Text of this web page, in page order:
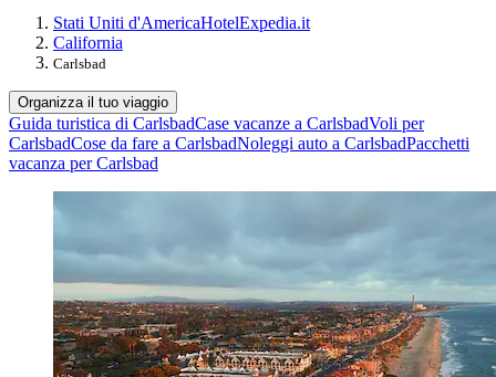
Stati Uniti d'AmericaHotelExpedia.it
California
Carlsbad
Organizza il tuo viaggio
Guida turistica di CarlsbadCase vacanze a CarlsbadVoli per
CarlsbadCose da fare a CarlsbadNoleggi auto a CarlsbadPacchetti
vacanza per Carlsbad